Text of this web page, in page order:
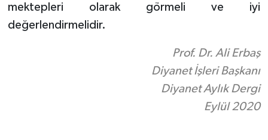
mektepleri olarak görmeli ve iyi
değerlendirmelidir.
Prof. Dr. Ali Erbaş
Diyanet İşleri Başkanı
Diyanet Aylık Dergi
Eylül 2020